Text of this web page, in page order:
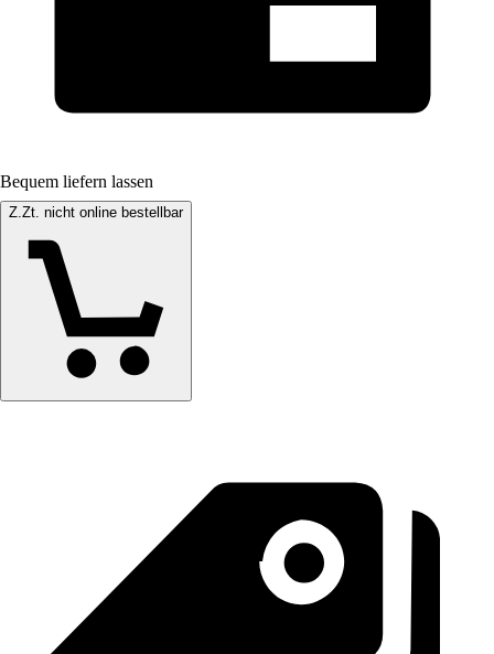
Bequem liefern lassen
Z.Zt. nicht online bestellbar